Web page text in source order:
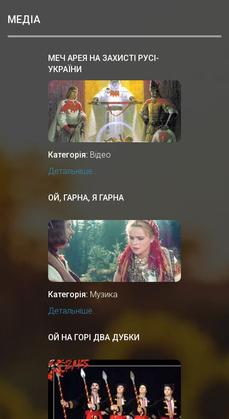
МЕДІА
МЕЧ АРЕЯ НА ЗАХИСТІ РУСІ-
УКРАЇНИ
Категорія: Відео
Детальніше...
ОЙ, ГАРНА, Я ГАРНА
Категорія: Музика
Детальніше...
ОЙ НА ГОРІ ДВА ДУБКИ